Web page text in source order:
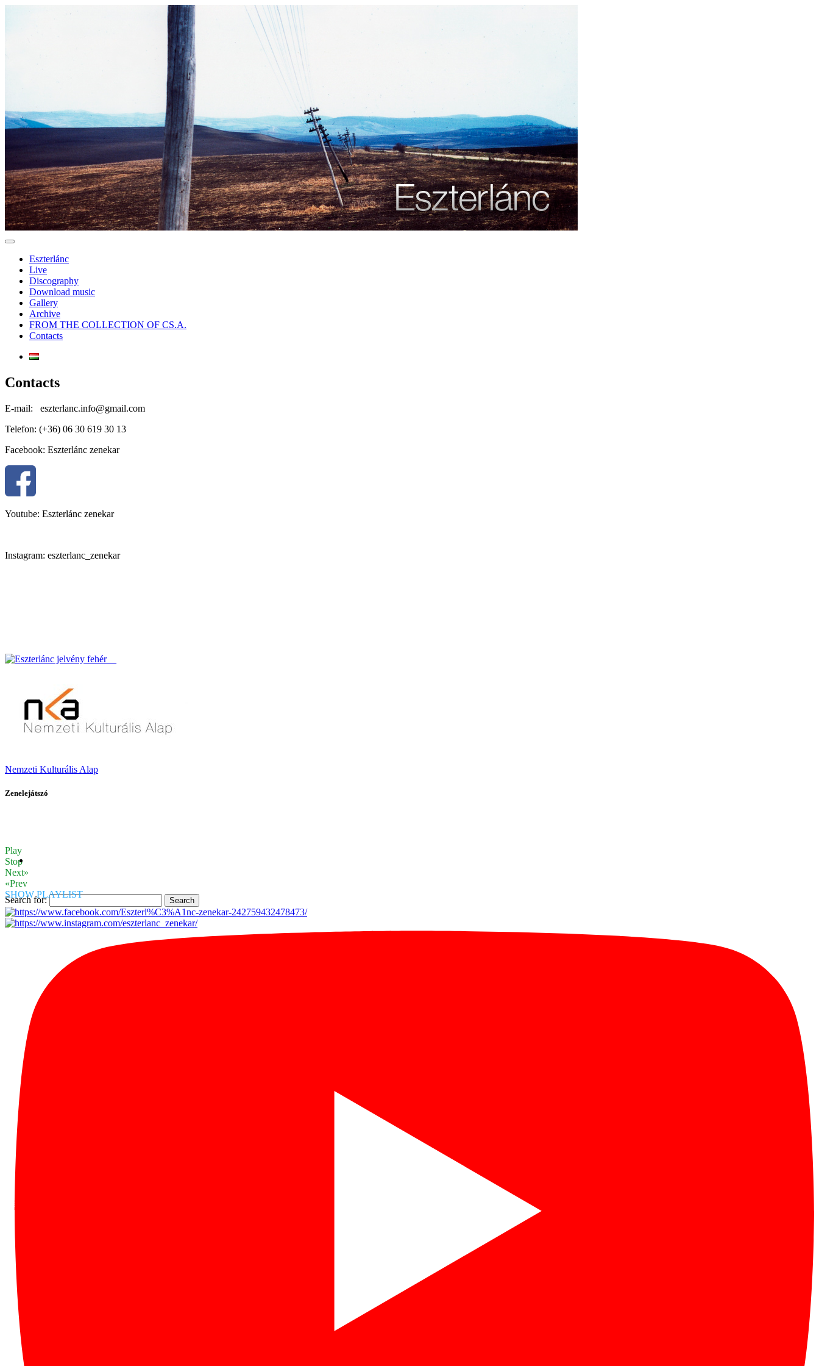
Eszterlánc
Live
Discography
Download music
Gallery
Archive
FROM THE COLLECTION OF CS.A.
Contacts
Contacts
E-mail: eszterlanc.info@gmail.com
Telefon: (+36) 06 30 619 30 13
Facebook: Eszterlánc zenekar
Youtube: Eszterlánc zenekar
Instagram: eszterlanc_zenekar
Nemzeti Kulturális Alap
Zenelejátszó
Play
Stop
Next»
«Prev
SHOW PLAYLIST
Search for: